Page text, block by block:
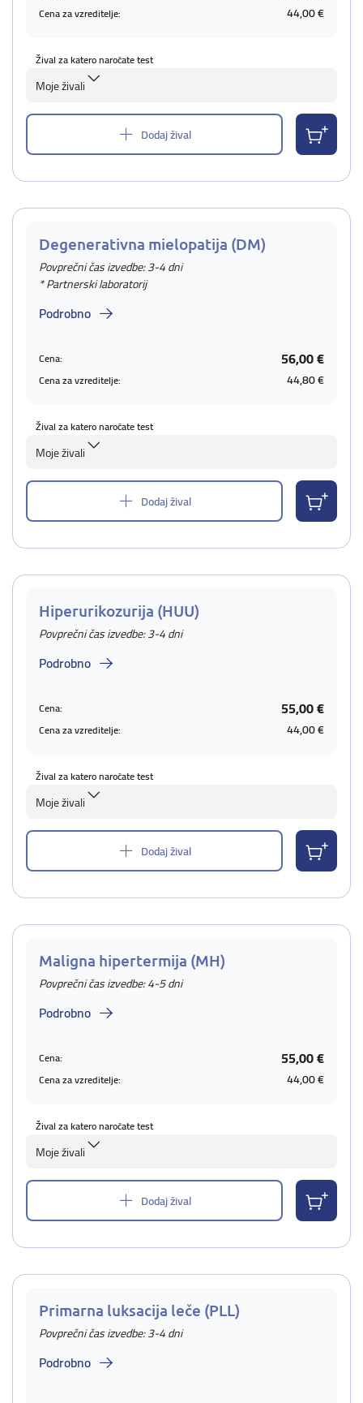
Cena za vzreditelje: 44,00 €
Žival za katero naročate test
Moje živali
Dodaj žival
Degenerativna mielopatija (DM)
Povprečni čas izvedbe: 3-4 dni
* Partnerski laboratorij
Podrobno
Cena: 56,00 €
Cena za vzreditelje: 44,80 €
Žival za katero naročate test
Moje živali
Dodaj žival
Hiperurikozurija (HUU)
Povprečni čas izvedbe: 3-4 dni
Podrobno
Cena: 55,00 €
Cena za vzreditelje: 44,00 €
Žival za katero naročate test
Moje živali
Dodaj žival
Maligna hipertermija (MH)
Povprečni čas izvedbe: 4-5 dni
Podrobno
Cena: 55,00 €
Cena za vzreditelje: 44,00 €
Žival za katero naročate test
Moje živali
Dodaj žival
Primarna luksacija leče (PLL)
Povprečni čas izvedbe: 3-4 dni
Podrobno